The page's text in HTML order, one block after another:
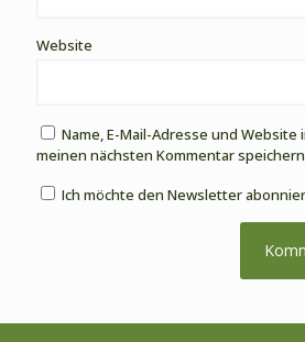
Website
Name, E-Mail-Adresse und
meinen nächsten Kommentar
Ich möchte den Newsletter